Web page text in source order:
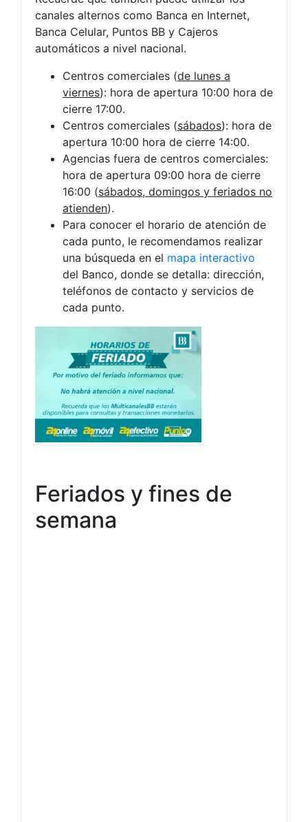
canales alternos como Banca en Internet,
Banca Celular, Puntos BB y Cajeros
automáticos a nivel nacional.
Centros comerciales (de lunes a
viernes): hora de apertura 10:00 hora de
cierre 17:00.
Centros comerciales (sábados): hora de
apertura 10:00 hora de cierre 14:00.
Agencias fuera de centros comerciales:
hora de apertura 09:00 hora de cierre
16:00 (sábados, domingos y feriados no
atienden).
Para conocer el horario de atención de
cada punto, le recomendamos realizar
una búsqueda en el mapa interactivo
del Banco, donde se detalla: dirección,
teléfonos de contacto y servicios de
cada punto.
Feriados y fines de
semana